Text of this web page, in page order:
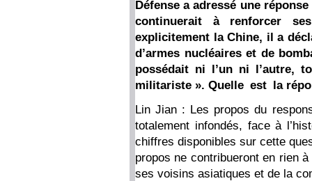
Défense a adressé une
continuerait à renforcer
explicitement la Chine, il a
d’armes nucléaires et de
possédait ni l’un ni l’autre,
militariste ». Quelle est la
Lin Jian : Les propos du
totalement infondés, face à
chiffres disponibles sur cette
propos ne contribueront en rien
ses voisins asiatiques et de la